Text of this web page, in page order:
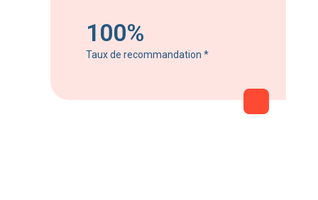
100%
Taux de recommandation *